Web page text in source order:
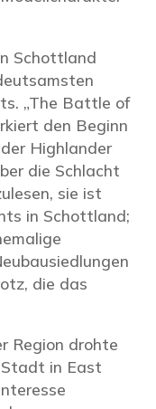
Schottland
„The Battle of
den Beginn
Highlander
die Schlacht
sie ist
in Schottland;
die das
Region drohte
in East